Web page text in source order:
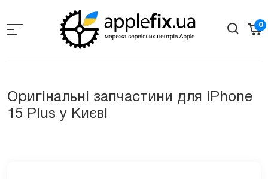
the
0
Оригінальні запчастини для iPhone
15 Plus у Києві